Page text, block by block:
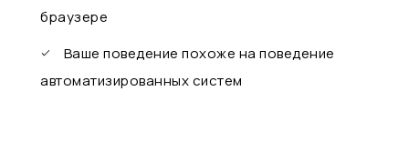
браузере
Ваше поведение похоже на поведение
автоматизированных систем